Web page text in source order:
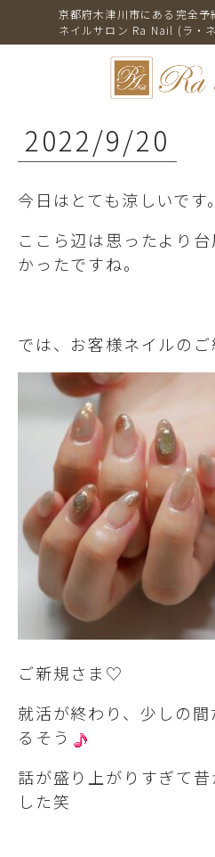
京都府木津川市にある完全
ネイルサロン Ra Nail (ラ・
2022/9/20
今日はとても涼しいです。
ここら辺は思ったより
かったですね。
では、お客様ネイルのご
ご新規さま♡
就活が終わり、少しの
るそう
話が盛り上がりすぎて
した笑